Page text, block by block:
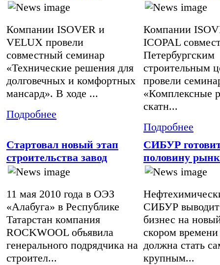
Компании ISOVER и
VELUX провели
совместный семинар
«Технические решения для
долговечных и комфортных
мансард». В ходе ...
Подробнее
Компании
ICOPAL
Петербургским
строительным
провели
«Комплексные
скатн...
Подробнее
Стартовал новый этап
строительства завод
11 мая 2010 года в ОЭЗ
«Алабуга» в Республике
Татарстан компания
ROCKWOOL объявила
генерального подрядчика на
строител...
СИБУР
половину
СИБУР выводит
бизнес на
скором
должна стать
крупным...